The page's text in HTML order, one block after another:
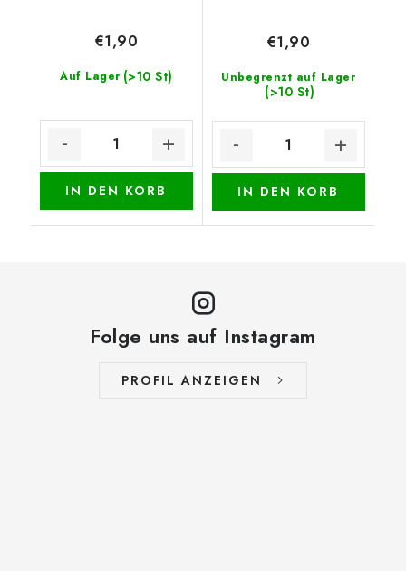
Auf Lager (>10 St)
€1,90
IN DEN KORB
Unbegrenzt auf Lager
(>10 St)
€1,90
IN DEN KORB
Folge uns auf Instagram
PROFIL ANZEIGEN